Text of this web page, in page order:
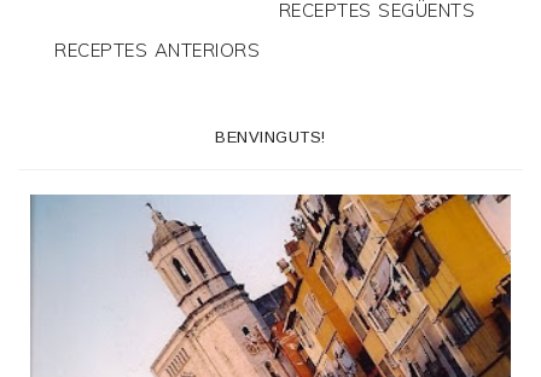
RECEPTES SEGÜENTS
RECEPTES ANTERIORS
BENVINGUTS!